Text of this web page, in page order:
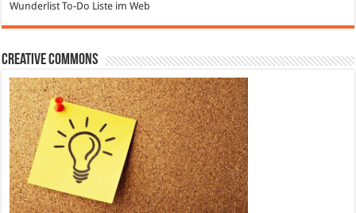
Wunderlist To-Do Liste im Web
Creative Commons